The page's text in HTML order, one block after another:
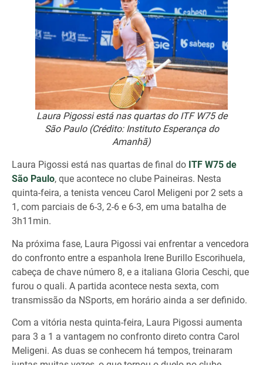
Laura Pigossi está nas quartas do ITF W75 de
São Paulo (Crédito: Instituto Esperança do
Amanhã)
Laura Pigossi está nas quartas de final do ITF W75 de
São Paulo, que acontece no clube Paineiras. Nesta
quinta-feira, a tenista venceu Carol Meligeni por 2 sets a
1, com parciais de 6-3, 2-6 e 6-3, em uma batalha de
3h11min.
Na próxima fase, Laura Pigossi vai enfrentar a vencedora
do confronto entre a espanhola Irene Burillo Escorihuela,
cabeça de chave número 8, e a italiana Gloria Ceschi, que
furou o quali. A partida acontece nesta sexta, com
transmissão da NSports, em horário ainda a ser definido.
Com a vitória nesta quinta-feira, Laura Pigossi aumenta
para 3 a 1 a vantagem no confronto direto contra Carol
Meligeni. As duas se conhecem há tempos, treinaram